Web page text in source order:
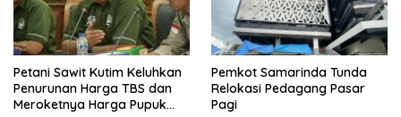
Petani Sawit Kutim Keluhkan
Penurunan Harga TBS dan
Meroketnya Harga Pupuk
Pemkot Samarinda Tunda
Relokasi Pedagang Pasar
Pagi